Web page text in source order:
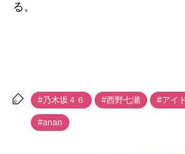
る。
#乃木坂４６ #西野七瀬 #アイ
#anan